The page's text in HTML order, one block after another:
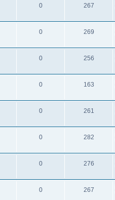
0 267
0 269
0 256
0 163
0 261
0 282
0 276
0 267